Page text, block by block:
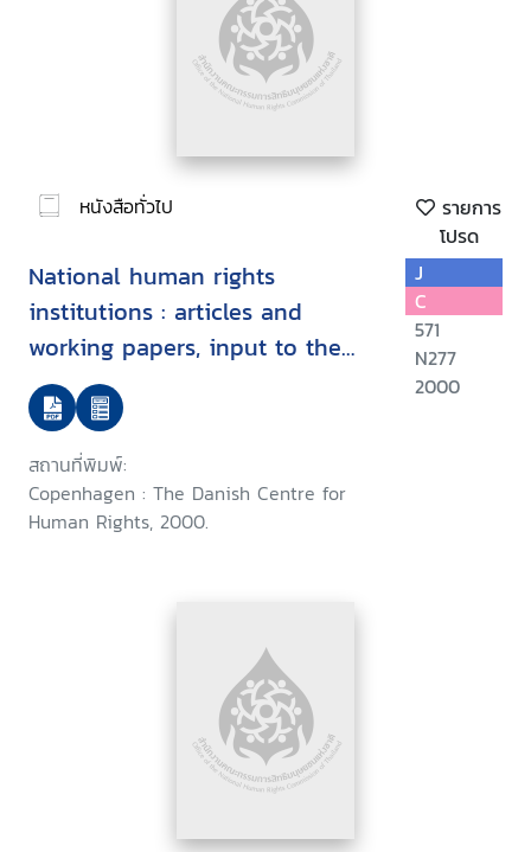
หนังสือทั่วไป
รายการ
โปรด
National human rights
institutions : articles and
working papers, input to the
discussions on the
establishment and
development of the functions
of national human rights
institutions
สถานที่พิมพ์:
Copenhagen : The Danish Centre for
Human Rights, 2000.
J
C
571
N277
2000